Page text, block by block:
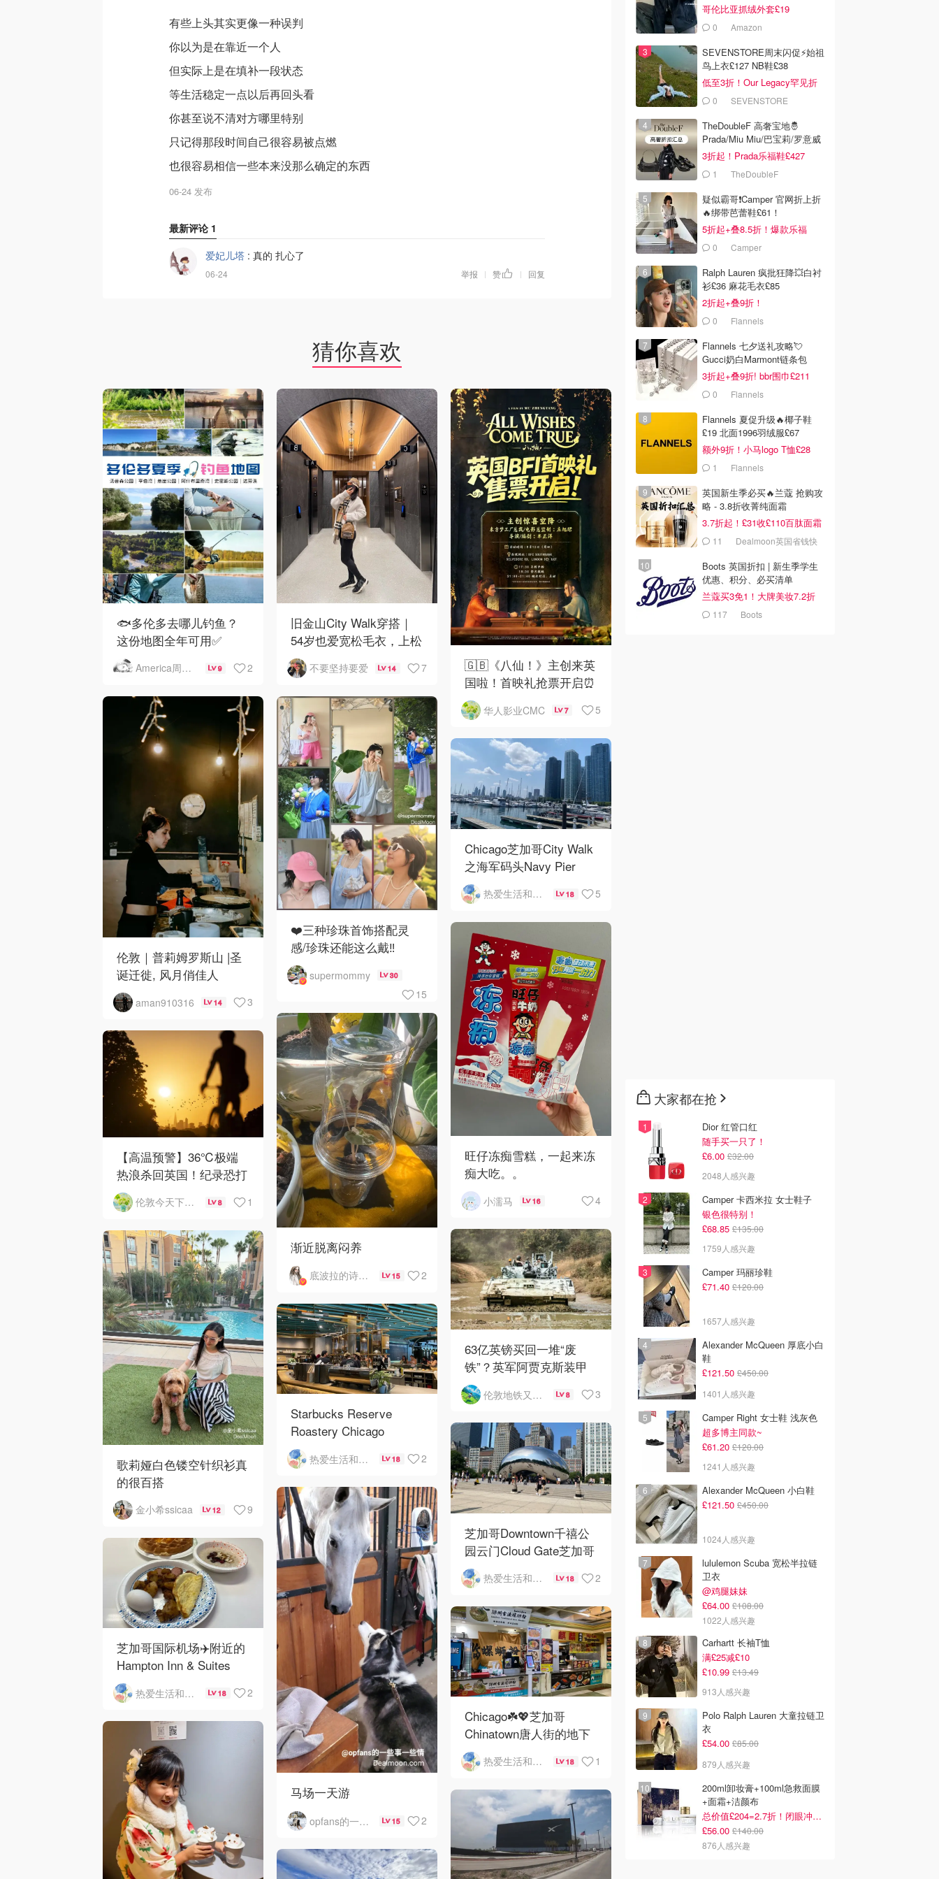
有些上头其实更像一种误判
你以为是在靠近一个人
但实际上是在填补一段状态
等生活稳定一点以后再回头看
你甚至说不清对方哪里特别
只记得那段时间自己很容易被点燃
也很容易相信一些本来没那么确定的东西
06-24 发布
最新评论 1
爱妃儿塔 : 真的 扎心了
06-24 举报 | 赞 | 回复
猜你喜欢
🐟多伦多去哪儿钓鱼？
这份地图全年可用✅
America周末快讯 9 2
旧金山City Walk穿搭｜
54岁也爱宽松毛衣，上松
下紧真的很救比例
不要坚持要爱 14 7
🇬🇧《八仙！》主创来英
国啦！首映礼抢票开启⏰
华人影业CMC 7 5
伦敦｜普莉姆罗斯山 |圣
诞迁徙, 风月俏佳人
aman910316 14 3
❤️三种珍珠首饰搭配灵
感/珍珠还能这么戴‼️
supermommy 30
15
Chicago芝加哥City Walk
之海军码头Navy Pier
热爱生活和自由的轻舞飞扬 18 5
旺仔冻痴雪糕，一起来冻
痴大吃。。
小濡马 16 4
渐近脱离闷养
底波拉的诗与歌 15 2
【高温预警】36℃极端
热浪杀回英国！纪录恐打
破
伦敦今天下雨了吗 8 1
63亿英镑买回一堆“废
铁”？英军阿贾克斯装甲
车刚出库就趴窝
伦敦地铁又罢工了 8 3
歌莉娅白色镂空针织衫真
的很百搭
金小希ssicaa 12 9
Starbucks Reserve
Roastery Chicago
热爱生活和自由的轻舞飞扬 18 2
芝加哥Downtown千禧公
园云门Cloud Gate芝加哥
河街景❤️鳞次栉比的高楼
热爱生活和自由的轻舞飞扬 18 2
马场一天游
opfans的一些事一些情 15 2
芝加哥国际机场✈️附近的
Hampton Inn & Suites
Rosemont Chicago
O'Hare自助早餐
热爱生活和自由的轻舞飞扬 18 2
Chicago☘️💖芝加哥
Chinatown唐人街的地下
mini小美食城
热爱生活和自由的轻舞飞扬 18 1
哥伦比亚抓绒外套£19
0 Amazon
SEVENSTORE周末闪促⚡️始祖
鸟上衣£127 NB鞋£38
低至3折！Our Legacy罕见折
0 SEVENSTORE
TheDoubleF 高奢宝地🤴
Prada/Miu Miu/巴宝莉/罗意威
3折起！Prada乐福鞋£427
1 TheDoubleF
疑似霸哥❗️Camper 官网折上折
🔥绑带芭蕾鞋£61！
5折起+叠8.5折！爆款乐福
£68！
0 Camper
Ralph Lauren 疯批狂降💥白衬
衫£36 麻花毛衣£85
2折起+叠9折！
0 Flannels
Flannels 七夕送礼攻略💘
Gucci奶白Marmont链条包
£719
3折起+叠9折! bbr围巾£211
0 Flannels
Flannels 夏促升级🔥椰子鞋
£19 北面1996羽绒服£67
额外9折！小马logo T恤£28
1 Flannels
英国新生季必买🔥兰蔻 抢购攻
略 - 3.8折收菁纯面霜
3.7折起！£31收£110百肽面霜
套装
11
Dealmoon英国省钱快
Boots 英国折扣 | 新生季学生
优惠、积分、必买清单
兰蔻买3免1！大牌美妆7.2折
117 Boots
大家都在抢
Dior 红管口红
随手买一只了！
£6.00 £32.00
2048人感兴趣
Camper 卡西米拉 女士鞋子
银色很特别！
£68.85 £135.00
1759人感兴趣
Camper 玛丽珍鞋
£71.40 £120.00
1657人感兴趣
Alexander McQueen 厚底小白
鞋
£121.50 £450.00
1401人感兴趣
Camper Right 女士鞋 浅灰色
超多博主同款~
£61.20 £120.00
1241人感兴趣
Alexander McQueen 小白鞋
£121.50 £450.00
1024人感兴趣
lululemon Scuba 宽松半拉链
卫衣
@鸡腿妹妹
£64.00 £108.00
1022人感兴趣
Carhartt 长袖T恤
满£25减£10
£10.99 £13.49
913人感兴趣
Polo Ralph Lauren 大童拉链卫
衣
£54.00 £85.00
879人感兴趣
200ml卸妆膏+100ml急救面膜
+面霜+洁颜布
总价值£204=2.7折！闭眼冲这套！
£56.00 £140.00
876人感兴趣